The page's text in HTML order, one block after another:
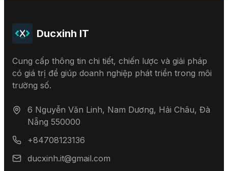
Ducxinh IT
Cung cấp thông tin chi tiết, chiến lược và giải pháp
có giá trị để giúp doanh nghiệp phát triển trong môi
trường số.
6 Nguyễn Văn Linh, Nam Dương, Hải Châu, Đà
Nẵng 550000
+84708123136
ducxinh.it@gmail.com